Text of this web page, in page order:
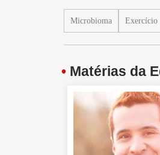
Microbioma Exercício
• Matérias da